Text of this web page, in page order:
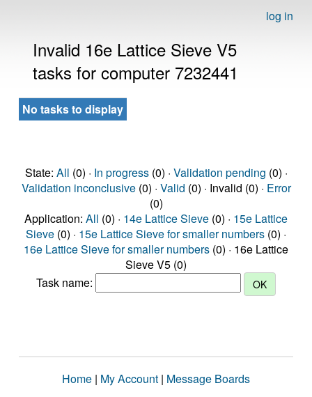
log in
Invalid 16e Lattice Sieve V5
tasks for computer 7232441
No tasks to display
State: All (0) · In progress(0) · Validation pending (0) ·
Validation inconclusive(0) · Valid (0) · Invalid (0) · Error
(0)
Application: All (0) · 14e Lattice Sieve (0) · 15e Lattice
Sieve (0) · 15e Lattice Sieve for smaller numbers (0) ·
16e Lattice Sieve for smaller numbers (0) · 16e Lattice
Sieve V5 (0)
Task name:
Home | My Account | Message Boards